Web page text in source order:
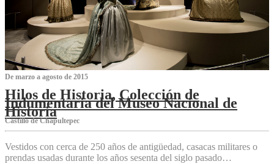
De marzo a agosto de 2015
Hilos de Historia, Colección de
Indumentaria del Museo Nacional de
Historia
Castillo de Chapultepec
Vestidos con cerca de 250 años de antigüedad, casacas militares o
prendas usadas durante los años sesenta del siglo pasado…